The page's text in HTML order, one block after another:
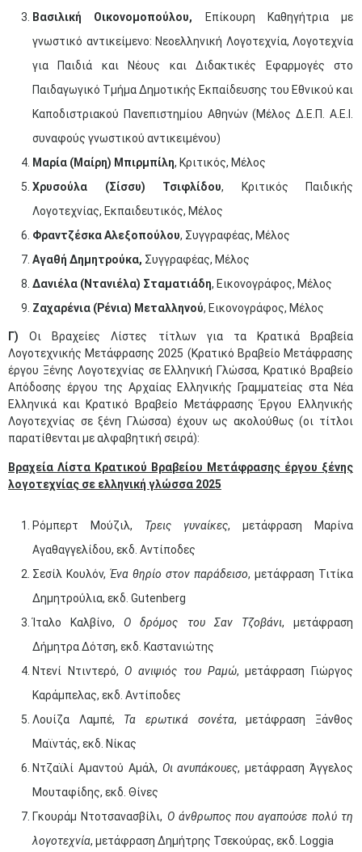
Βασιλική Οικονομοπούλου, Επίκουρη Καθηγήτρια με
γνωστικό αντικείμενο: Νεοελληνική Λογοτεχνία, Λογοτεχνία
για Παιδιά και Νέους και Διδακτικές Εφαρμογές στο
Παιδαγωγικό Τμήμα Δημοτικής Εκπαίδευσης του Εθνικού και
Καποδιστριακού Πανεπιστημίου Αθηνών (Μέλος Δ.Ε.Π. Α.Ε.Ι.
συναφούς γνωστικού αντικειμένου)
Μαρία (Μαίρη) Μπιρμπίλη, Κριτικός, Μέλος
Χρυσούλα (Σίσσυ) Τσιφλίδου, Κριτικός Παιδικής
Λογοτεχνίας, Εκπαιδευτικός, Μέλος
Φραντζέσκα Αλεξοπούλου, Συγγραφέας, Μέλος
Αγαθή Δημητρούκα, Συγγραφέας, Μέλος
Δανιέλα (Ντανιέλα) Σταματιάδη, Εικονογράφος, Μέλος
Ζαχαρένια (Ρένια) Μεταλληνού, Εικονογράφος, Μέλος
Γ)Οι Βραχείες Λίστες τίτλων για τα Κρατικά Βραβεία
Λογοτεχνικής Μετάφρασης 2025 (Κρατικό Βραβείο Μετάφρασης
έργου Ξένης Λογοτεχνίας σε Ελληνική Γλώσσα, Κρατικό Βραβείο
Απόδοσης έργου της Αρχαίας Ελληνικής Γραμματείας στα Νέα
Ελληνικά και Κρατικό Βραβείο Μετάφρασης Έργου Ελληνικής
Λογοτεχνίας σε ξένη Γλώσσα) έχουν ως ακολούθως (οι τίτλοι
παρατίθενται με αλφαβητική σειρά):
Βραχεία Λίστα Κρατικού Βραβείου Μετάφρασης έργου ξένης
λογοτεχνίας σε ελληνική γλώσσα 2025
Ρόμπερτ Μούζιλ, Τρεις γυναίκες, μετάφραση Μαρίνα
Αγαθαγγελίδου, εκδ. Αντίποδες
Σεσίλ Κουλόν, Ένα θηρίο στον παράδεισο, μετάφραση Τιτίκα
Δημητρούλια, εκδ. Gutenberg
Ίταλο Καλβίνο,Ο δρόμος του Σαν Τζοβάνι, μετάφραση
Δήμητρα Δότση, εκδ. Καστανιώτης
Ντενί Ντιντερό,Ο ανιψιός του Ραμώ, μετάφραση Γιώργος
Καράμπελας, εκδ. Αντίποδες
Λουίζα Λαμπέ, Τα ερωτικά σονέτα, μετάφραση Ξάνθος
Μαϊντάς, εκδ. Νίκας
Ντζαϊλί Αμαντού Αμάλ, Οι ανυπάκουες, μετάφραση Άγγελος
Μουταφίδης, εκδ. Θίνες
Γκουράμ Ντοτσανασβίλι, Ο άνθρωπος που αγαπούσε πολύ τη
λογοτεχνία, μετάφραση Δημήτρης Τσεκούρας, εκδ. Loggia